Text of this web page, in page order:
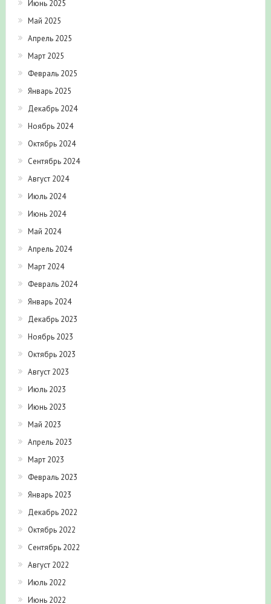
Май 2025
Апрель 2025
Март 2025
Февраль 2025
Январь 2025
Декабрь 2024
Ноябрь 2024
Октябрь 2024
Сентябрь 2024
Август 2024
Июль 2024
Июнь 2024
Май 2024
Апрель 2024
Март 2024
Февраль 2024
Январь 2024
Декабрь 2023
Ноябрь 2023
Октябрь 2023
Август 2023
Июль 2023
Июнь 2023
Май 2023
Апрель 2023
Март 2023
Февраль 2023
Январь 2023
Декабрь 2022
Октябрь 2022
Сентябрь 2022
Август 2022
Июль 2022
Июнь 2022